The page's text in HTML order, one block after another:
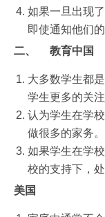
如果一旦出现
即使通知他们
二、
教育中国
大多数学生都
学生更多的关注
认为学生在学
做很多的家务。
如果学生在学
校的支持下，
美国